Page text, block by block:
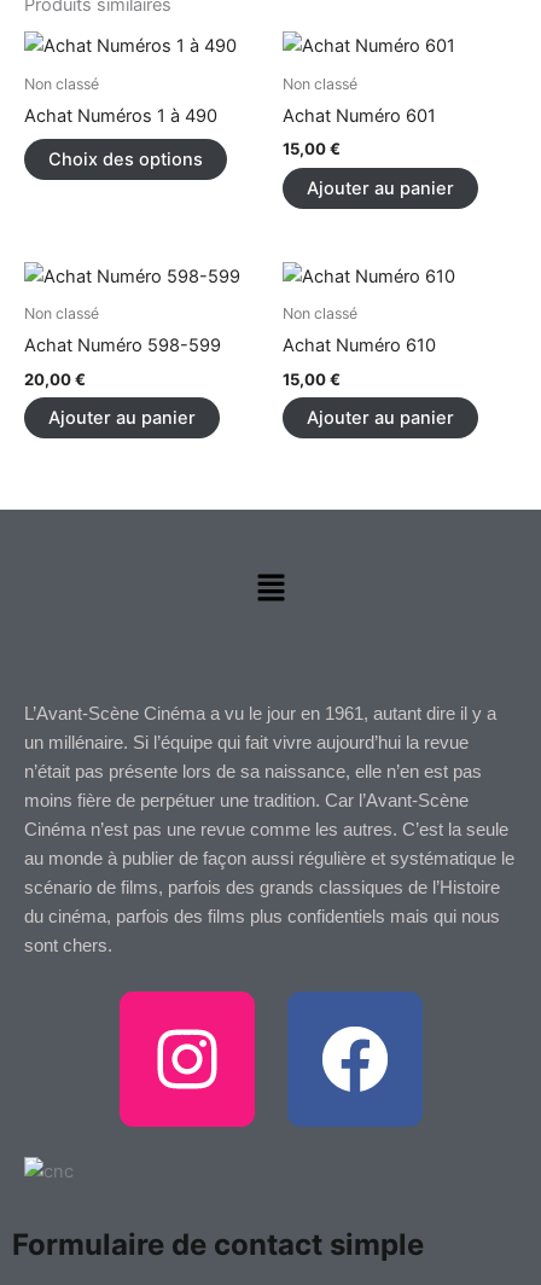
Produits similaires
Non classé
Achat Numéros 1 à 490
Choix des options
Ce
variations.
être
choisies
Non classé
Achat Numéro 601
15,00€
Ajouter au panier
Non classé
Achat Numéro 598-599
20,00€
Ajouter au panier
Non classé
Achat Numéro 610
15,00€
Ajouter au panier
Menu
L’Avant-Scène Cinéma a vu le jour en 1961, autant dire il y a
un millénaire. Si l’équipe qui fait vivre aujourd’hui la revue
n’était pas présente lors de sa naissance, elle n’en est pas
moins fière de perpétuer une tradition. Car l’Avant-Scène
Cinéma n’est pas une revue comme les autres. C’est la seule
au monde à publier de façon aussi régulière et systématique le
scénario de films, parfois des grands classiques de l’Histoire
du cinéma, parfois des films plus confidentiels mais qui nous
sont chers.
I
n
t
F
a
e
Formulaire de contact simple